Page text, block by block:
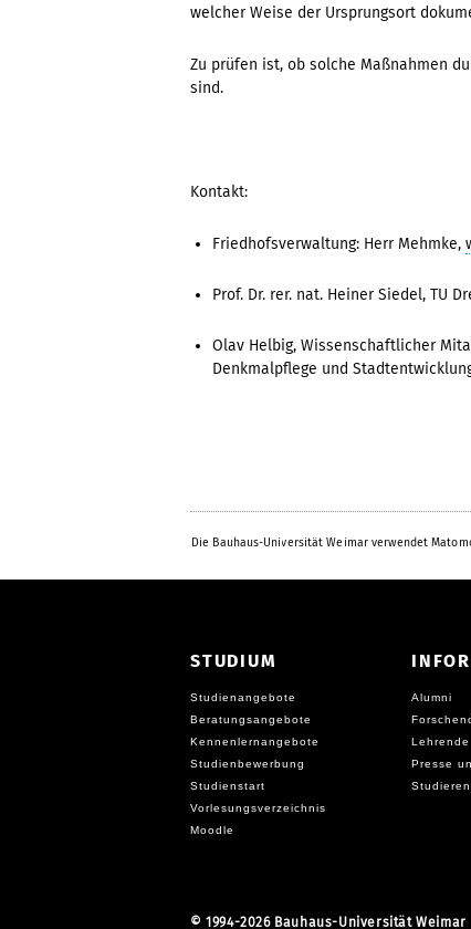
welcher Weise der Ursprungsort
Zu prüfen ist, ob solche Maßnahmen
sind.
Kontakt:
Friedhofsverwaltung: Herr Mehmke,
Prof. Dr. rer. nat. Heiner Siedel, TU
Olav Helbig, Wissenschaftlicher
Denkmalpflege und
Die Bauhaus-Universität Weimar verwendet
STUDIUM
Studienangebote
Beratungsangebote
Kennenlernangebote
Studienbewerbung
Studienstart
Vorlesungsverzeichnis
Moodle
Alumni
Lehrende
Presse
© 1994-2026 Bauhaus-Universität Weimar